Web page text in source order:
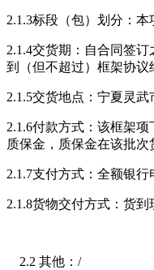
2.1.3标段（包）划分：本
2.1.4交货期：自合同签
到（但不超过）框架协议
2.1.5交货地点：宁夏灵
2.1.6付款方式：该框架
质保金，质保金在该批次
2.1.7支付方式：全额银行
2.1.8货物交付方式：货到
2.2 其他：/